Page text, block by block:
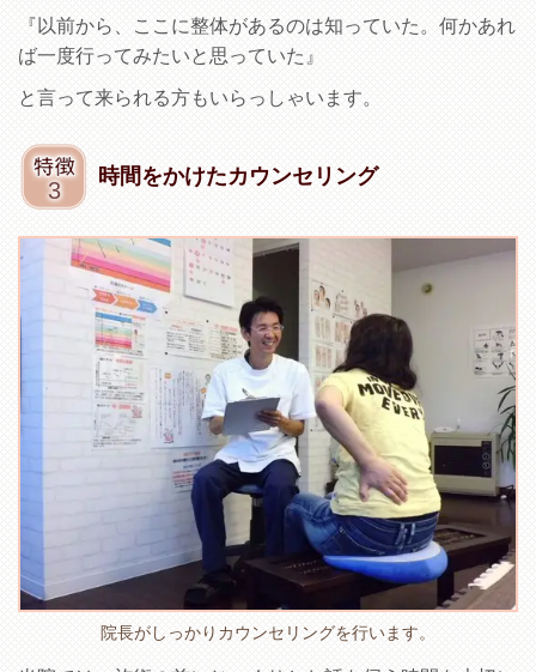
『以前から、ここに整体があるのは知っていた。何かあれ
ば一度行ってみたいと思っていた』
と言って来られる方もいらっしゃいます。
時間をかけたカウンセリング
院長がしっかりカウンセリングを行います。